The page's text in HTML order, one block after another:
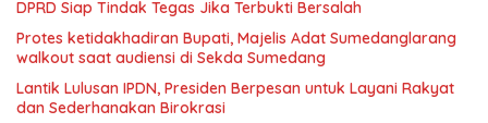
DPRD Siap Tindak Tegas Jika Terbukti Bersalah
Protes ketidakhadiran Bupati, Majelis Adat Sumedanglarang
walkout saat audiensi di Sekda Sumedang
Lantik Lulusan IPDN, Presiden Berpesan untuk Layani Rakyat
dan Sederhanakan Birokrasi